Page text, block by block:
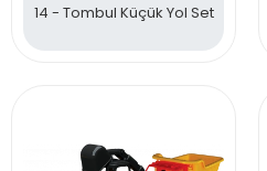
14 - Tombul Küçük Yol Set